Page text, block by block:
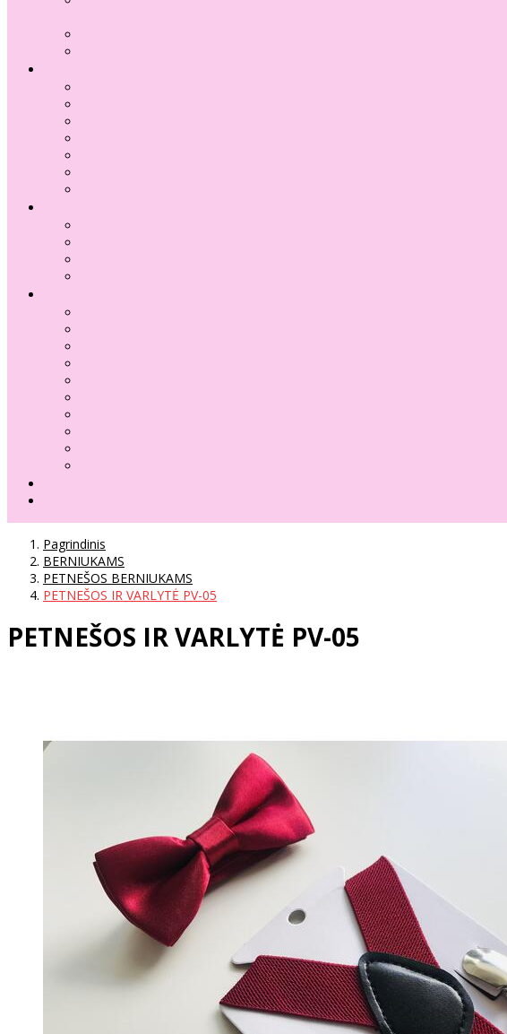
Pagrindinis
BERNIUKAMS
PETNEŠOS BERNIUKAMS
PETNEŠOS IR VARLYTĖ PV-05
PETNEŠOS IR VARLYTĖ PV-05